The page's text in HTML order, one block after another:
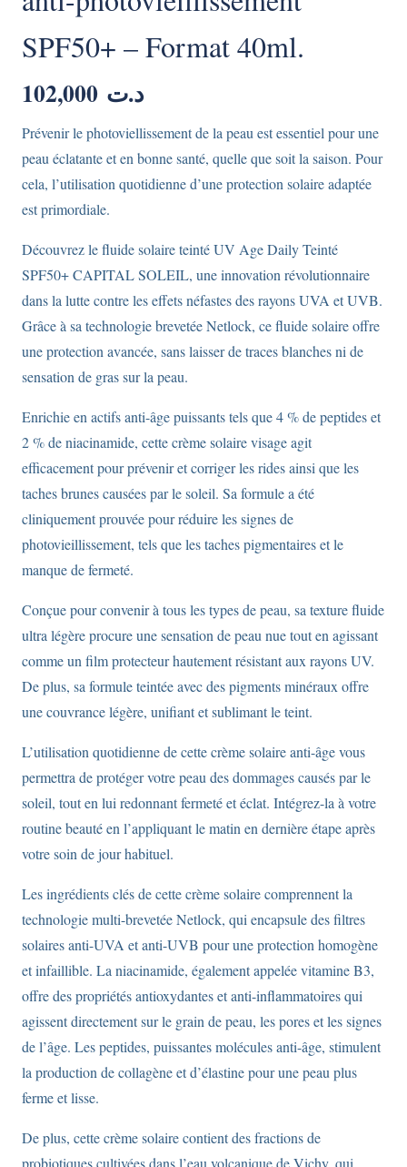
SPF50+ – Format 40ml.
د.ت
Prévenir le photoviellissement de la peau est essentiel pour une
peau éclatante et en bonne santé, quelle que soit la saison. Pour
cela, l’utilisation quotidienne d’une protection solaire adaptée
est primordiale.
Découvrez le fluide solaire teinté UV Age Daily Teinté
SPF50+ CAPITAL SOLEIL, une innovation révolutionnaire
dans la lutte contre les effets néfastes des rayons UVA et UVB.
Grâce à sa technologie brevetée Netlock, ce fluide solaire offre
une protection avancée, sans laisser de traces blanches ni de
sensation de gras sur la peau.
Enrichie en actifs anti-âge puissants tels que 4 % de peptides et
2 % de niacinamide, cette crème solaire visage agit
efficacement pour prévenir et corriger les rides ainsi que les
taches brunes causées par le soleil. Sa formule a été
cliniquement prouvée pour réduire les signes de
photovieillissement, tels que les taches pigmentaires et le
manque de fermeté.
Conçue pour convenir à tous les types de peau, sa texture fluide
ultra légère procure une sensation de peau nue tout en agissant
comme un film protecteur hautement résistant aux rayons UV.
De plus, sa formule teintée avec des pigments minéraux offre
une couvrance légère, unifiant et sublimant le teint.
L’utilisation quotidienne de cette crème solaire anti-âge vous
permettra de protéger votre peau des dommages causés par le
soleil, tout en lui redonnant fermeté et éclat. Intégrez-la à votre
routine beauté en l’appliquant le matin en dernière étape après
votre soin de jour habituel.
Les ingrédients clés de cette crème solaire comprennent la
technologie multi-brevetée Netlock, qui encapsule des filtres
solaires anti-UVA et anti-UVB pour une protection homogène
et infaillible. La niacinamide, également appelée vitamine B3,
offre des propriétés antioxydantes et anti-inflammatoires qui
agissent directement sur le grain de peau, les pores et les signes
de l’âge. Les peptides, puissantes molécules anti-âge, stimulent
la production de collagène et d’élastine pour une peau plus
ferme et lisse.
De plus, cette crème solaire contient des fractions de
probiotiques cultivées dans l’eau volcanique de Vichy, qui